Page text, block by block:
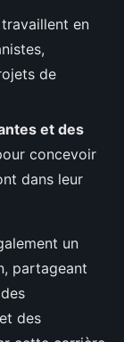
en
de
et des
concevoir
dans leur
un
partageant
des